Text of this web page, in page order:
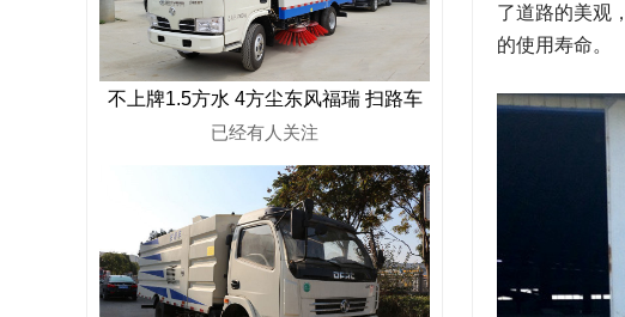
了道路的美观
的使用寿命。
不上牌1.5方水 4方尘东风福瑞 扫路车
已经有人关注